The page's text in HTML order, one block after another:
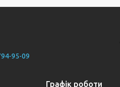
95-09
Графік роботи